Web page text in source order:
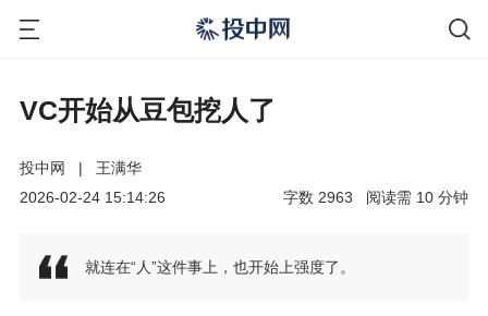
VC开始从豆包挖人了
投中网 |
王满华
2026-02-24 15:14:26
分钟
10
阅读需
2963
字数
就连在“人”这件事上，也开始上强度了。